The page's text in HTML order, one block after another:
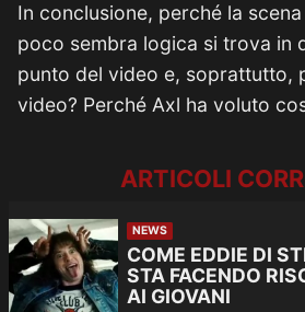
In conclusione, perché la
poco sembra logica si trova in
punto del video e, soprattutto,
video? Perché Axl ha voluto
ARTICOLI
NEWS
COME EDDIE DI
STA FACENDO
AI GIOVANI